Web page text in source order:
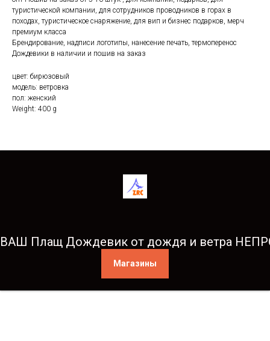
туристической компании, для сотрудников проводников в горах в
походах, туристическое снаряжение, для вип и бизнес подарков, мерч
премиум класса
Брендирование, надписи логотипы, нанесение печать, термоперенос
Дождевики в наличии и пошив на заказ
цвет: бирюзовый
модель: ветровка
пол: женский
Weight: 400 g
ВАШ Плащ Дождевик от дождя и ветра
Магазины